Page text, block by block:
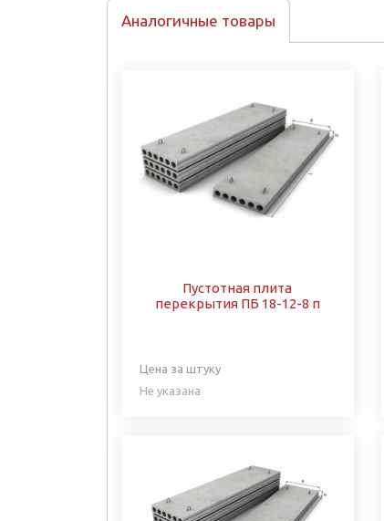
Аналогичные товары
Пустотная плита
перекрытия ПБ 18-12-8 п
Цена за штуку
Не указана